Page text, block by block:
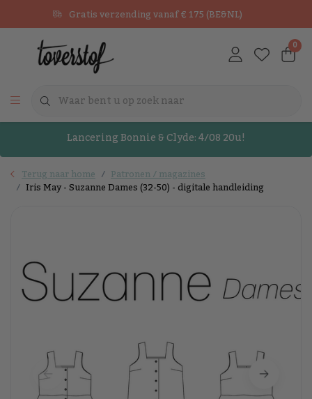
Gratis verzending vanaf € 175 (BE&NL)
0
Lancering Bonnie & Clyde: 4/08 20u!
Terug naar home Patronen / magazines
Iris May - Suzanne Dames (32-50) - digitale handleiding